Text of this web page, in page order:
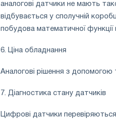
аналогові датчики не мають
відбувається у сполучній
побудова математичної функції
6. Ціна обладнання
Аналогові рішення з допомогою
7. Діагностика стану датчиків
Цифрові датчики